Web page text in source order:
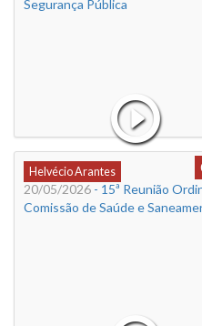
Segurança Pública
Helvécio Arantes
20/05/2026 - 15ª Reunião
Comissão de Saúde e